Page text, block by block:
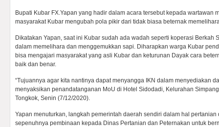
Bupati Kubar FX.Yapan yang hadir dalam acara tersebut kepada wartawan
masyarakat Kubar mengubah pola pikir dari tidak biasa beternak
Dikatakan Yapan, saat ini Kubar sudah ada wadah seperti koperasi Berkah
dalam memelihara dan menggemukkan sapi. Diharapkan warga Kubar
bisa mengajari masyarakat yang asli Kubar dan keturunan Dayak cara
baik dan benar.
“Tujuannya agar kita nantinya dapat menyangga IKN dalam menyediakan
menyaksikan penandatanganan MoU di Hotel Sidodadi, Kelurahan
Tongkok, Senin (7/12/2020).
Yapan menuturkan, langkah pemerintah daerah sendiri dalam hal
sepenuhnya pembinaan kepada Dinas Pertanian dan Peternakan untuk